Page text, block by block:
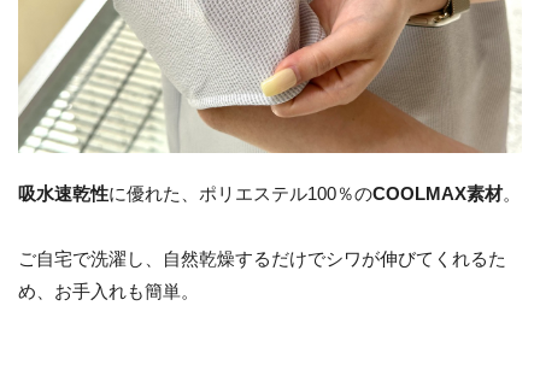
吸水速乾性に優れた、ポリエステル100％のCOOLMAX素材。
ご自宅で洗濯し、自然乾燥するだけでシワが伸びてくれるた
め、お手入れも簡単。